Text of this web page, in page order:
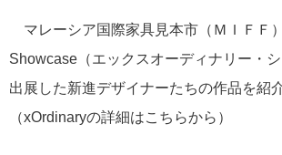
マレーシア国際家具見本市（ＭＩＦＦ
Showcase（エックスオーディナリー・
出展した新進デザイナーたちの作品を紹
（xOrdinaryの詳細はこちらから）